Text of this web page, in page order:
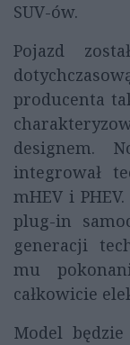
SUV-ów.
Pojazd
producenta
designem.
integrował
mHEV i
plug-in
generacji
mu
całkowicie
Model